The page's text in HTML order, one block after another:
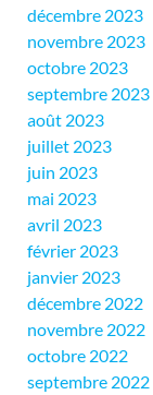
décembre 2023
novembre 2023
octobre 2023
septembre 2023
août 2023
juillet 2023
juin 2023
mai 2023
avril 2023
février 2023
janvier 2023
décembre 2022
novembre 2022
octobre 2022
septembre 2022